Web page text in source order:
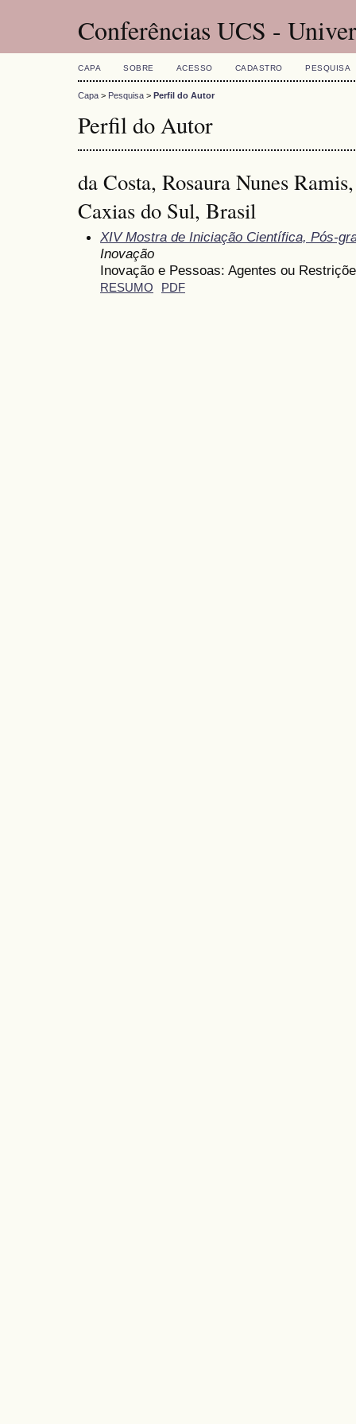
Conferências UCS -
CAPA SOBRE ACESSO CADASTRO PESQUISA
Capa > Pesquisa > Perfil do Autor
Perfil do Autor
da Costa, Rosaura Nunes
Caxias do Sul, Brasil
XIV Mostra de Iniciação Científica, Pós-
Inovação
Inovação e Pessoas: Agentes ou
RESUMO PDF